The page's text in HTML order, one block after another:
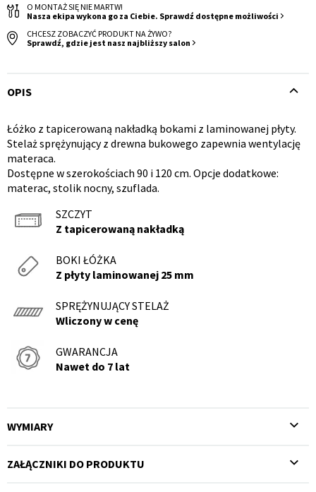
O MONTAŻ SIĘ NIE MARTW!
Nasza ekipa wykona go za Ciebie. Sprawdź dostępne możliwości
CHCESZ ZOBACZYĆ PRODUKT NA ŻYWO?
Sprawdź, gdzie jest nasz najbliższy salon
OPIS
Opis
produktu
Łóżko z tapicerowaną nakładką bokami z laminowanej płyty.
Stelaż sprężynujący z drewna bukowego zapewnia wentylację
materaca.
Dostępne w szerokościach 90 i 120 cm. Opcje dodatkowe:
materac, stolik nocny, szuflada.
SZCZYT
Z tapicerowaną nakładką
BOKI ŁÓŻKA
Z płyty laminowanej 25 mm
SPRĘŻYNUJĄCY STELAŻ
Wliczony w cenę
GWARANCJA
Nawet do 7 lat
WYMIARY
ZAŁĄCZNIKI DO PRODUKTU